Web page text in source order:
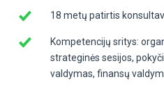
18 metų patirtis
Kompetencijų sritys:
strateginės sesijos,
valdymas, finansų